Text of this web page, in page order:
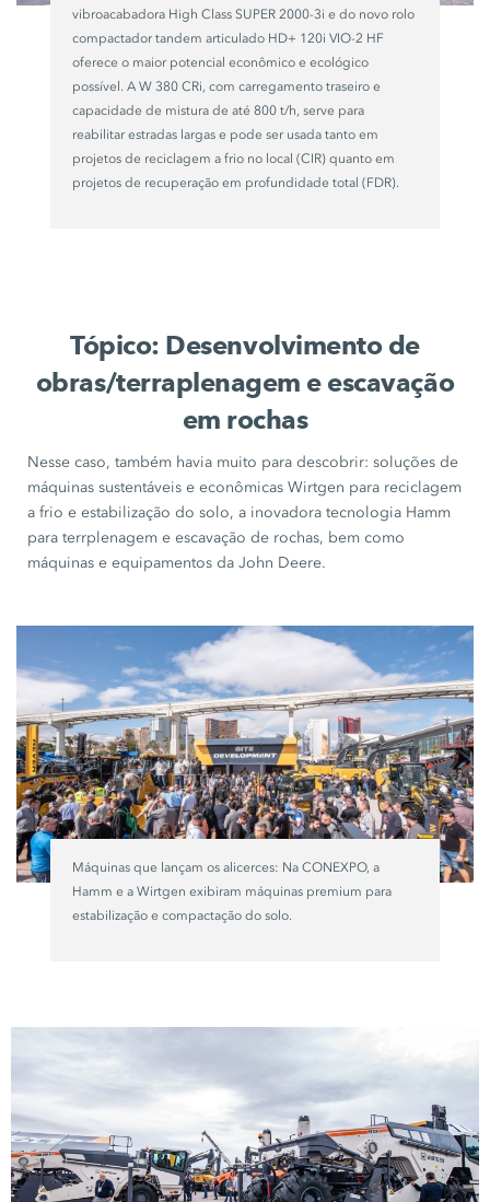
vibroacabadora High Class SUPER 2000-3i e do novo rolo
compactador tandem articulado HD+ 120i VIO-2 HF
oferece o maior potencial econômico e ecológico
possível. A W 380 CRi, com carregamento traseiro e
capacidade de mistura de até 800 t/h, serve para
reabilitar estradas largas e pode ser usada tanto em
projetos de reciclagem a frio no local (CIR) quanto em
projetos de recuperação em profundidade total (FDR).
Tópico: Desenvolvimento de
obras/terraplenagem e escavação
em rochas
Nesse caso, também havia muito para descobrir: soluções de
máquinas sustentáveis e econômicas Wirtgen para reciclagem
a frio e estabilização do solo, a inovadoratecnologia Hamm
para terrplenagem e escavação de rochas, bem como
máquinas e equipamentos daJohn Deere.
Máquinas que lançam os alicerces: Na CONEXPO, a
Hamm e a Wirtgen exibiram máquinas premium para
estabilização e compactação do solo.